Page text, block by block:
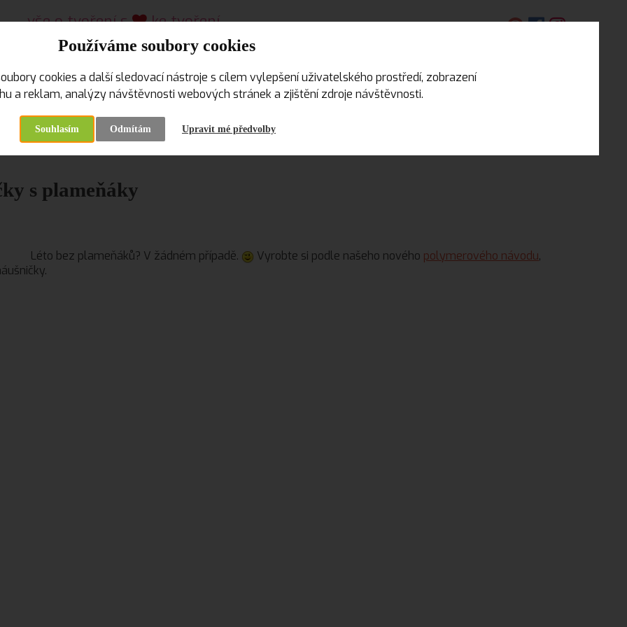
Používáme soubory cookies
cookies a další sledovací nástroje s cílem vylepšení uživatelského prostředí, zobrazení
a reklam, analýzy návštěvnosti webových stránek a zjištění zdroje návštěvnosti.
Souhlasím Odmítám Upravit mé předvolby
vše o tvoření s
ke tvoření...
kreativní pomůcky a materiál, kurzy
KREATIVNÍ KURZY, WORKSHOPY DIY NÁVODY A NÁPADY
Co je nového
s plameňáky
Léto bez plameňáků? V žádném případě. Vyrobte si podle našeho nového polymerového návodu,